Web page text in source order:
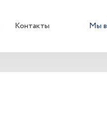
Контакты Мы в